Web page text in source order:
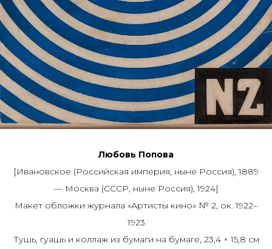
Любовь Попова
[Ивановское (Российская империя, ныне Россия), 1889
— Москва (СССР, ныне Россия), 1924]
Макет обложки журнала «Артисты кино» № 2, ок. 1922–
1923
Тушь, гуашь и коллаж из бумаги на бумаге, 23,4 × 15,8 см